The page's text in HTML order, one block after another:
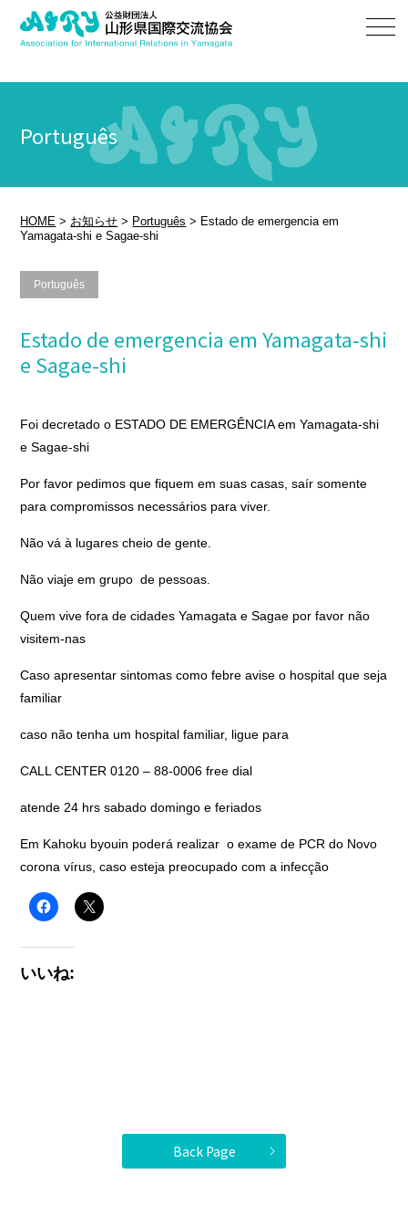
Português
HOME > お知らせ > Português > Estado de emergencia em
Yamagata-shi e Sagae-shi
Português
Estado de emergencia em Yamagata-shi
e Sagae-shi
Foi decretado o ESTADO DE EMERGÊNCIA em Yamagata-shi
e Sagae-shi
Por favor pedimos que fiquem em suas casas, saír somente
para compromissos necessários para viver.
Não vá à lugares cheio de gente.
Não viaje em grupo de pessoas.
Quem vive fora de cidades Yamagata e Sagae por favor não
visitem-nas
Caso apresentar sintomas como febre avise o hospital que seja
familiar
caso não tenha um hospital familiar, ligue para
CALL CENTER 0120 – 88-0006 free dial
atende 24 hrs sabado domingo e feriados
Em Kahoku byouin poderá realizar o exame de PCR do Novo
corona vírus, caso esteja preocupado com a infecção
いいね:
Back Page